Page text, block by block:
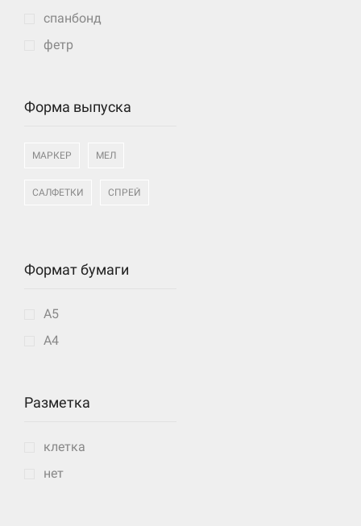
спанбонд
фетр
Форма выпуска
МАРКЕР МЕЛ
САЛФЕТКИ СПРЕЙ
Формат бумаги
A5
А4
Разметка
клетка
нет